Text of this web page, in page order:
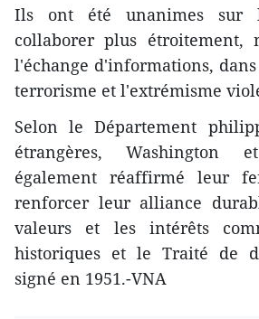
Ils ont été unanimes sur
collaborer plus étroitement,
l'échange d'informations,
terrorisme et l'extrémisme
Selon le Département
étrangères,
également réaffirmé leur
renforcer leur alliance
valeurs et les intérêts
historiques et le Traité de
signé en 1951.-VNA